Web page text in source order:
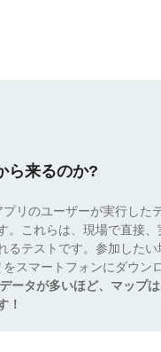
ら来るのか?
リのユーザーが実行した
。これらは、現場で直接、
るテストです。参加したい
スマートフォンにダウン
データが多いほど、マップは
！